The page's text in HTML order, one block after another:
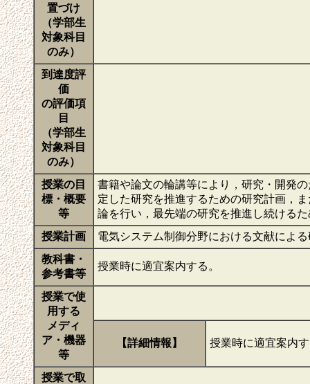
置づけ
（学部生
対象科目
のみ）
到達度評
価
の評価項
目
（学部生
対象科目
のみ）
授業の目
標・概要
等
書籍や論文の輪講等により，研究・開発
定した研究を推進するための研究計画，
論を行い，最先端の研究を推進し続ける
授業計画
電気システム制御分野における文献によ
教科書・
参考書等
授業時に適宜案内する。
授業で使
用する
メディ
ア・機器
等
【詳細情報】 授業時に適宜案内
授業で取